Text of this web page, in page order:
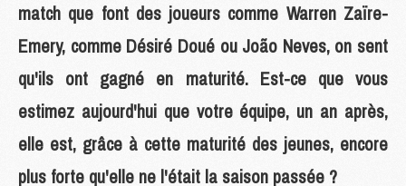
match que font des joueurs comme Warren Zaïre-
Emery, comme Désiré Doué ou João Neves, on sent
qu'ils ont gagné en maturité. Est-ce que vous
estimez aujourd'hui que votre équipe, un an après,
elle est, grâce à cette maturité des jeunes, encore
plus forte qu'elle ne l'était la saison passée ?